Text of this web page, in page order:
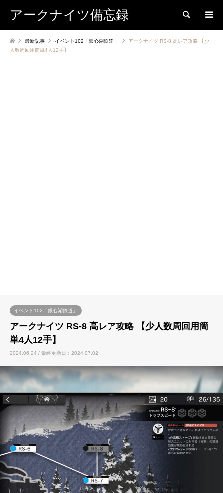
アークナイツ備忘録 検索
最新記事 イベント102「銀心湖鉄道」
アークナイツ RS-8 高レア攻略 【少
人数周回用簡単4人12手】
イベント102「銀心湖鉄道」
アークナイツ RS-8 高レア攻略 【少人数周回用簡
単4人12手】
2024.06.24 / 最終更新日：2024.07.02